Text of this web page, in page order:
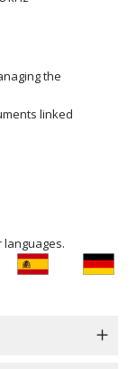
the
linked
languages.